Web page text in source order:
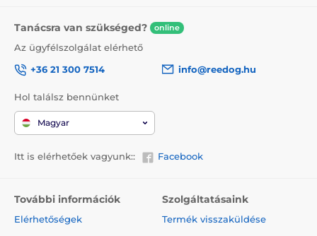
Tanácsra van szükséged? online
Az ügyfélszolgálat elérhető
+36 21 300 7514
info@reedog.hu
Hol találsz bennünket
Magyar
Itt is elérhetőek vagyunk:: Facebook
További információk
Elérhetőségek
Szolgáltatásaink
Termék visszaküldése